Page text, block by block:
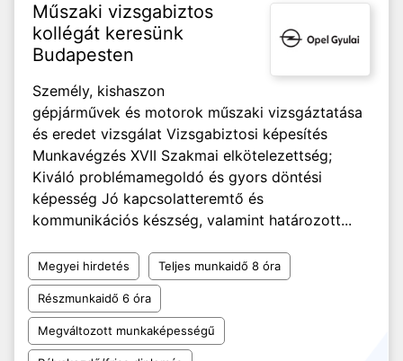
Műszaki vizsgabiztos
kollégát keresünk
Budapesten
Személy, kishaszon
gépjárművek és motorok műszaki vizsgáztatása
és eredet vizsgálat Vizsgabiztosi képesítés
Munkavégzés XVII Szakmai elkötelezettség;
Kiváló problémamegoldó és gyors döntési
képesség Jó kapcsolatteremtő és
kommunikációs készség, valamint határozott...
Megyei hirdetés Teljes munkaidő 8 óra
Részmunkaidő 6 óra
Megváltozott munkaképességű